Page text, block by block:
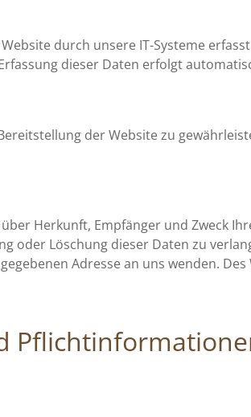
durch unsere IT-Systeme
dieser Daten erfolgt
der Website zu
Herkunft, Empfänger und Zweck
oder Löschung dieser Daten zu
Adresse an uns wenden.